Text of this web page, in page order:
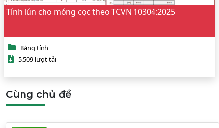
Tính lún cho móng cọc theo TCVN 10304:2025
Bảng tính
5,509 lượt tải
Cùng chủ đề